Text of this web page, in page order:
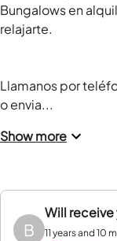
Bungalows en
relajarte.
Llamanos por
o envia...
Show more
B
Will receive
11 years and 10